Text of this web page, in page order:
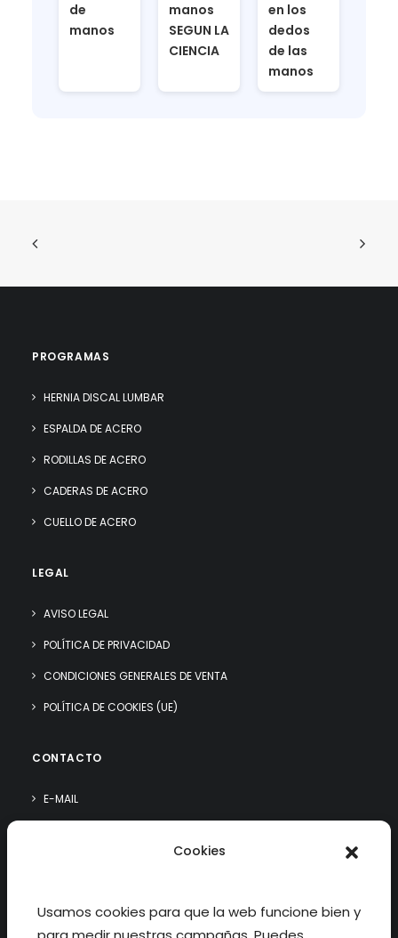
Cookies
Usamos cookies para que la web funcione bien y
de
manos
manos
SEGUN LA
CIENCIA
en los
dedos
de las
manos
PROGRAMAS
HERNIA DISCAL LUMBAR
ESPALDA DE ACERO
RODILLAS DE ACERO
CADERAS DE ACERO
CUELLO DE ACERO
LEGAL
AVISO LEGAL
POLÍTICA DE PRIVACIDAD
CONDICIONES GENERALES DE VENTA
POLÍTICA DE COOKIES (UE)
CONTACTO
E-MAIL